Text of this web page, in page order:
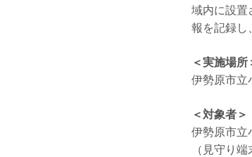
域内に設置
報を記録し
＜実施場所
伊勢原市立
＜対象者＞
伊勢原市立
（見守り端